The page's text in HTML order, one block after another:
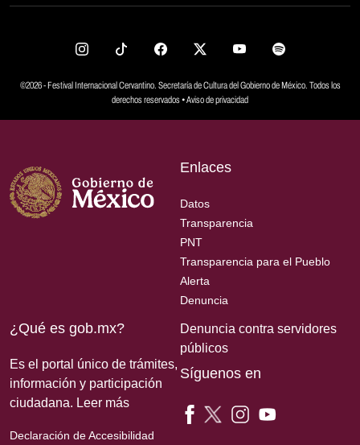
©2026 - Festival Internacional Cervantino. Secretaría de Cultura del Gobierno de México. Todos los
derechos reservados •Aviso de privacidad
Enlaces
Datos
Transparencia
PNT
Transparencia para el Pueblo
Alerta
Denuncia
¿Qué es gob.mx?
Es el portal único de trámites,
información y participación
ciudadana. Leer más
Declaración de Accesibilidad
Denuncia contra servidores
públicos
Síguenos en